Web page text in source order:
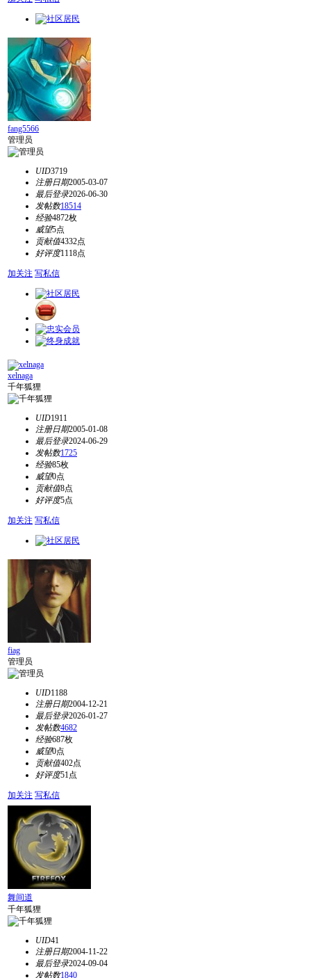
fang5566
管理员
UID3719
注册日期2005-03-07
最后登录2026-06-30
发帖数18514
经验4872枚
威望5点
贡献值4332点
好评度1118点
加关注 写私信
xelnaga
千年狐狸
UID1911
注册日期2005-01-08
最后登录2024-06-29
发帖数1725
经验85枚
威望0点
贡献值8点
好评度5点
加关注 写私信
fiag
管理员
UID1188
注册日期2004-12-21
最后登录2026-01-27
发帖数4682
经验687枚
威望0点
贡献值402点
好评度51点
加关注 写私信
舞间道
千年狐狸
UID41
注册日期2004-11-22
最后登录2024-09-04
发帖数1840